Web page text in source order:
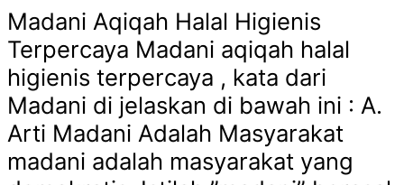
Madani Aqiqah Halal Higienis
Terpercaya Madani aqiqah halal
higienis terpercaya , kata dari
Madani di jelaskan di bawah ini : A.
Arti Madani Adalah Masyarakat
madani adalah masyarakat yang